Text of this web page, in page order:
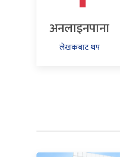
अनलाइनपाना
लेखकबाट थप